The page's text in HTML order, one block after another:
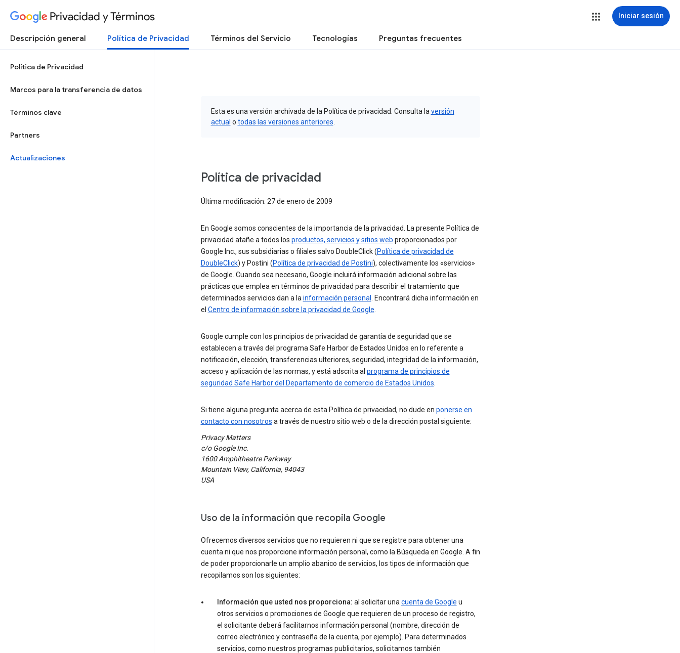
Privacidad y Términos Iniciar sesión
Descripción general Política de Privacidad Términos del Servicio Tecnologías Preguntas frecuentes
Política de Privacidad
Marcos para la transferencia de datos
Términos clave
Partners
Actualizaciones
Esta es una versión archivada de la Política de privacidad. Consulta la versión
actual o todas las versiones anteriores
Política de privacidad
Última modificación: 27 de enero de 2009
En Google somos conscientes de la importancia de la privacidad. La presente Política de
privacidad atañe a todos los productos, servicios y sitios web proporcionados por
Google Inc., sus subsidiarias o filiales salvo DoubleClick (Política de privacidad de
DoubleClick) y Postini (Política de privacidad de Postini), colectivamente los «servicios»
de Google. Cuando sea necesario, Google incluirá información adicional sobre las
prácticas que emplea en términos de privacidad para describir el tratamiento que
determinados servicios dan a la información personal
. Encontrará dicha información en
el Centro de información sobre la privacidad de Google
Google cumple con los principios de privacidad de garantía de seguridad que se
establecen a través del programa Safe Harbor de Estados Unidos en lo referente a
notificación, elección, transferencias ulteriores, seguridad, integridad de la información,
acceso y aplicación de las normas, y está adscrita al programa de principios de
seguridad Safe Harbor del Departamento de comercio de Estados Unidos
Si tiene alguna pregunta acerca de esta Política de privacidad, no dude en ponerse en
contacto con nosotros a través de nuestro sitio web o de la dirección postal siguiente:
Privacy Matters
c/o Google Inc.
1600 Amphitheatre Parkway
Mountain View, California, 94043
USA
Uso de la información que recopila Google
Ofrecemos diversos servicios que no requieren ni que se registre para obtener una
cuenta ni que nos proporcione información personal, como la Búsqueda en Google. A fin
de poder proporcionarle un amplio abanico de servicios, los tipos de información que
recopilamos son los siguientes:
Información que usted nos proporciona: al solicitar una cuenta de Google u
otros servicios o promociones de Google que requieren de un proceso de registro,
el solicitante deberá facilitarnos información personal (nombre, dirección de
correo electrónico y contraseña de la cuenta, por ejemplo). Para determinados
servicios, como nuestros programas publicitarios, solicitamos también